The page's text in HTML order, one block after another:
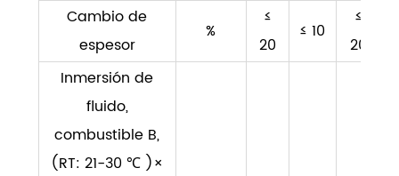
Cambio de
espesor
%
≤
20
≤ 10
≤
20
Inmersión de
fluido,
combustible B,
(RT: 21-30 ℃ )×